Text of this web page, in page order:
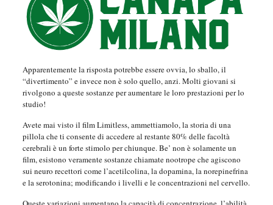
Apparentemente la risposta potrebbe essere ovvia, lo sballo, il
“divertimento” e invece non è solo quello, anzi. Molti giovani si
rivolgono a queste sostanze per aumentare le loro prestazioni per lo
studio!
Avete mai visto il film Limitless, ammettiamolo, la storia di una
pillola che ti consente di accedere al restante 80% delle facoltà
cerebrali è un forte stimolo per chiunque. Be’ non è solamente un
film, esistono veramente sostanze chiamate nootrope che agiscono
sui neuro recettori come l’acetilcolina, la dopamina, la norepinefrina
e la serotonina; modificando i livelli e le concentrazioni nel cervello.